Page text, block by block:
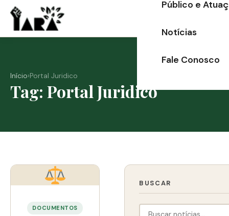
o
Público e
Notícias
Fale Conosco
Início›Portal Juridico
Tag: Portal Juridico
DOCUMENTOS
BUSCAR